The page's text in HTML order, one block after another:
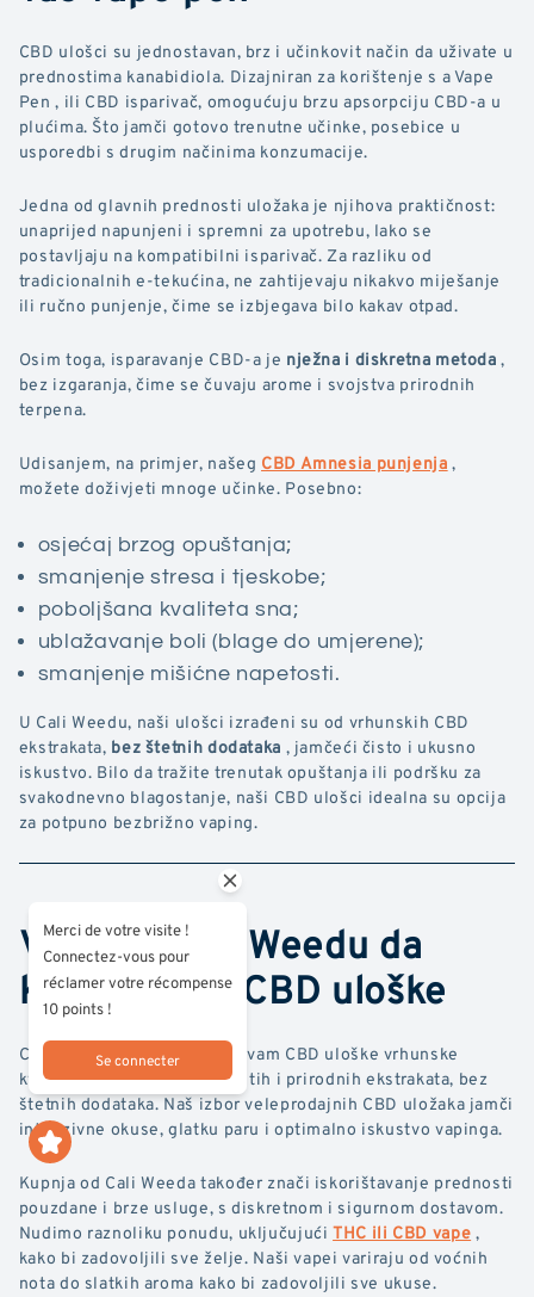
CBD ulošci su jednostavan, brz i učinkovit način da uživate u
prednostima kanabidiola. Dizajniran za korištenje s a Vape
Pen , ili CBD isparivač, omogućuju brzu apsorpciju CBD-a u
plućima. Što jamči gotovo trenutne učinke, posebice u
usporedbi s drugim načinima konzumacije.
Jedna od glavnih prednosti uložaka je njihova praktičnost:
unaprijed napunjeni i spremni za upotrebu, lako se
postavljaju na kompatibilni isparivač. Za razliku od
tradicionalnih e-tekućina, ne zahtijevaju nikakvo miješanje
ili ručno punjenje, čime se izbjegava bilo kakav otpad.
Osim toga, isparavanje CBD-a je nježna i diskretna metoda,
bez izgaranja, čime se čuvaju arome i svojstva prirodnih
terpena.
Udisanjem, na primjer, našeg CBD Amnesia punjenja,
možete doživjeti mnoge učinke. Posebno:
osjećaj brzog opuštanja;
smanjenje stresa i tjeskobe;
poboljšana kvaliteta sna;
ublažavanje boli (blage do umjerene);
smanjenje mišićne napetosti.
U Cali Weedu, naši ulošci izrađeni su od vrhunskih CBD
ekstrakata, bez štetnih dodataka , jamčeći čisto i ukusno
iskustvo. Bilo da tražite trenutak opuštanja ili podršku za
svakodnevno blagostanje, naši CBD ulošci idealna su opcija
za potpuno bezbrižno vaping.
Vjerujte Cali Weedu da
kupite svoje CBD uloške
Cali Weedu čast je ponuditi vam CBD uloške vrhunske
kvalitete, napravljene od čistih i prirodnih ekstrakata, bez
štetnih dodataka. Naš izbor veleprodajnih CBD uložaka jamči
intenzivne okuse, glatku paru i optimalno iskustvo vapinga.
Kupnja od Cali Weeda također znači iskorištavanje prednosti
pouzdane i brze usluge, s diskretnom i sigurnom dostavom.
Nudimo raznoliku ponudu, uključujućiTHC ili CBD vape,
kako bi zadovoljili sve želje. Naši vapei variraju od voćnih
nota do slatkih aroma kako bi zadovoljili sve ukuse.
Merci de votre visite !
Connectez-vous pour
réclamer votre récompense
10 points !
Se connecter